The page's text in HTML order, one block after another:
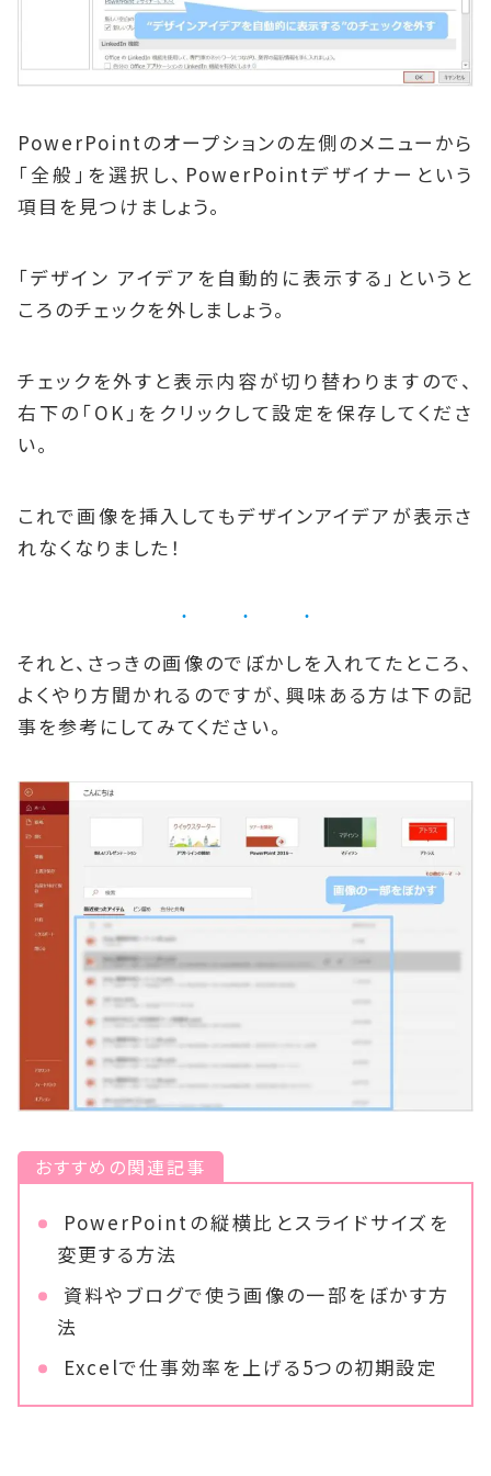
PowerPointのオープションの左側のメニューから
「全般」を選択し、PowerPointデザイナーという
項目を見つけましょう。
「デザイン アイデアを自動的に表示する」というと
ころのチェックを外しましょう。
チェックを外すと表示内容が切り替わりますので、
右下の「OK」をクリックして設定を保存してくださ
い。
これで画像を挿入してもデザインアイデアが表示さ
れなくなりました！
それと、さっきの画像のでぼかしを入れてたところ、
よくやり方聞かれるのですが、興味ある方は下の記
事を参考にしてみてください。
おすすめの関連記事
PowerPointの縦横比とスライドサイズを
変更する方法
資料やブログで使う画像の一部をぼかす方
法
Excelで仕事効率を上げる5つの初期設定